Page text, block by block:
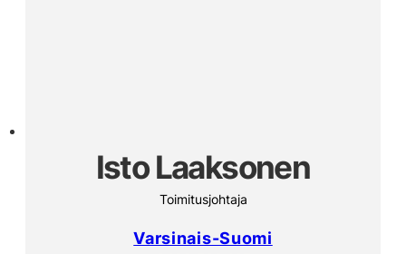
Isto Laaksonen
Toimitusjohtaja
Varsinais-Suomi